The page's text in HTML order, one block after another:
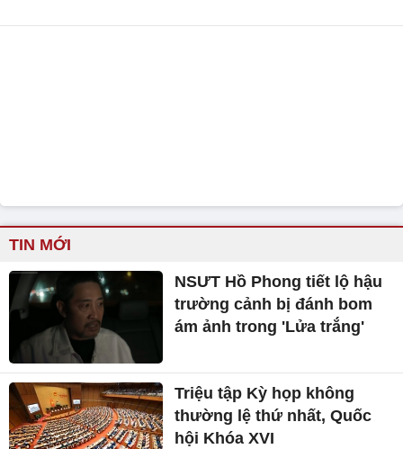
TIN MỚI
NSƯT Hồ Phong tiết lộ hậu
trường cảnh bị đánh bom
ám ảnh trong 'Lửa trắng'
Triệu tập Kỳ họp không
thường lệ thứ nhất, Quốc
hội Khóa XVI